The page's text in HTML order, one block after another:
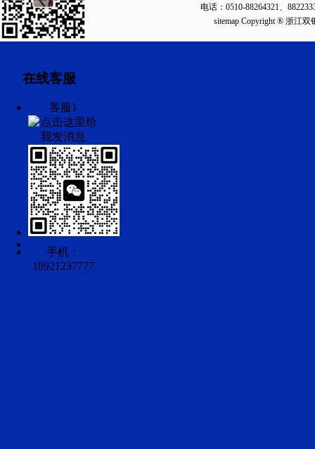
电话：0510-88264321、
sitemapCopyright ® 浙江双
在线客服
客服1
手机：
18921237777